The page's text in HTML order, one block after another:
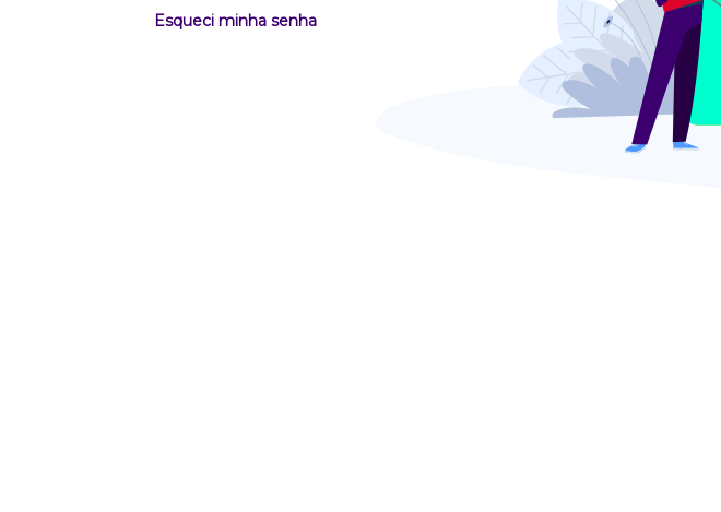
Esqueci minha senha